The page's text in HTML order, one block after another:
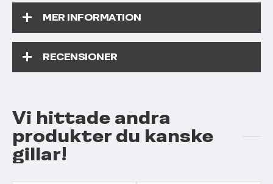
MER INFORMATION
RECENSIONER
Vi hittade andra
produkter du kanske
gillar!